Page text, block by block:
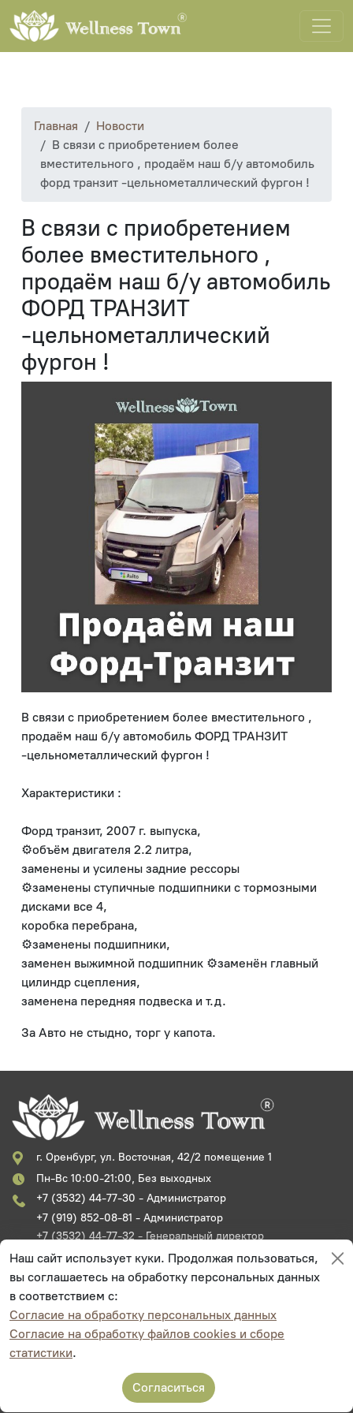
Главная
Новости
В связи с приобретением более
вместительного , продаём наш б/у автомобиль
форд транзит -цельнометаллический фургон !
В связи с приобретением
более вместительного ,
продаём наш б/у автомобиль
ФОРД ТРАНЗИТ
-цельнометаллический
фургон !
В связи с приобретением более вместительного ,
продаём наш б/у автомобиль ФОРД ТРАНЗИТ
-цельнометаллический фургон !
Характеристики :
Форд транзит, 2007 г. выпуска,
⚙объём двигателя 2.2 литра,
заменены и усилены задние рессоры
⚙заменены ступичные подшипники с тормозными
дисками все 4,
коробка перебрана,
⚙заменены подшипники,
заменен выжимной подшипник ⚙заменён главный
цилиндр сцепления,
заменена передняя подвеска и т.д.
За Авто не стыдно, торг у капота.
г. Оренбург, ул. Восточная, 42/2 помещение 1
Пн-Вс 10:00-21:00, Без выходных
+7 (3532) 44-77-30 - Администратор
+7 (919) 852-08-81 - Администратор
+7 (3532) 44-77-32 - Генеральный директор
Главная
Онлайн запись на прием
Документы
Подарочные сертификаты
Акции
Новости
Специалисты
Книга Степная Крепость
Наш сайт использует куки. Продолжая пользоваться,
вы соглашаетесь на обработку персональных данных
в соответствием с:
Согласие на обработку персональных данных
Согласие на обработку файлов cookies и сборе
статистики.
Согласиться